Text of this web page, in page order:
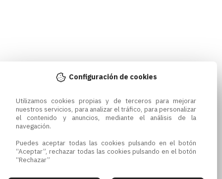
Configuración de cookies
Utilizamos cookies propias y de terceros para mejorar
nuestros servicios, para analizar el tráfico, para personalizar
el contenido y anuncios, mediante el análisis de la
navegación.
Puedes aceptar todas las cookies pulsando en el botón
“Aceptar”, rechazar todas las cookies pulsando en el botón
“Rechazar”